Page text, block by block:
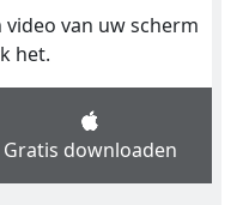
van uw scherm
het.
Gratis downloaden